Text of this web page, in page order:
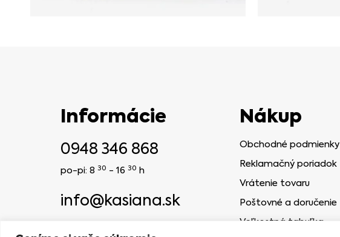
Informácie
0948 346 868
po-pi: 8 30 - 16 30 h
info@kasiana.sk
Nákup
Obchodné podmienky
Reklamačný poriadok
Vrátenie tovaru
Poštovné a doručenie
Veľkostná tabuľka